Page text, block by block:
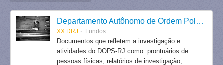
Departamento Autônomo de Ordem Política e Social do Estado do Rio de Janeiro
XX DRJ Fundos
Documentos que refletem a investigação e
atividades do DOPS-RJ como: prontuários de
pessoas físicas, relatórios de investigação,